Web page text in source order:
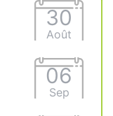
30
Août
06
Sep